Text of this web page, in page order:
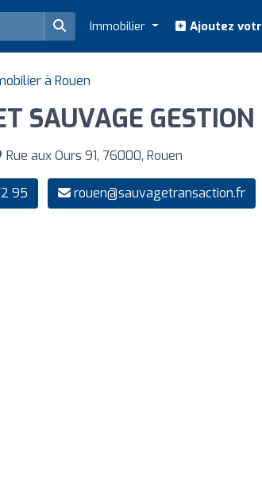
Immobilier Ajoutez
à Rouen
SAUVAGE GESTION
Rue aux Ours 91, 76000, Rouen
95 rouen@sauvagetransaction.fr